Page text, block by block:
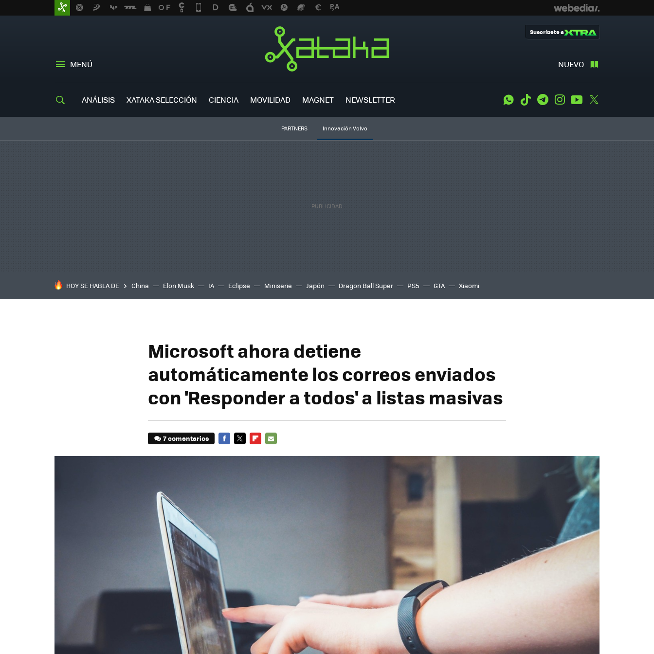
MENÚ NUEVO
Suscríbete a
ANÁLISIS XATAKA SELECCIÓN CIENCIA MOVILIDAD MAGNET NEWSLETTER WhatsApp
Tiktok TelegramInstagramYoutube
PARTNERS Innovación Volvo
HOY SE HABLA DE China Elon Musk IA Eclipse Miniserie Japón Dragon Ball Super PS5 GTA Xiaomi
Microsoft ahora detiene
automáticamente los correos enviados
con 'Responder a todos' a listas masivas
7 comentarios